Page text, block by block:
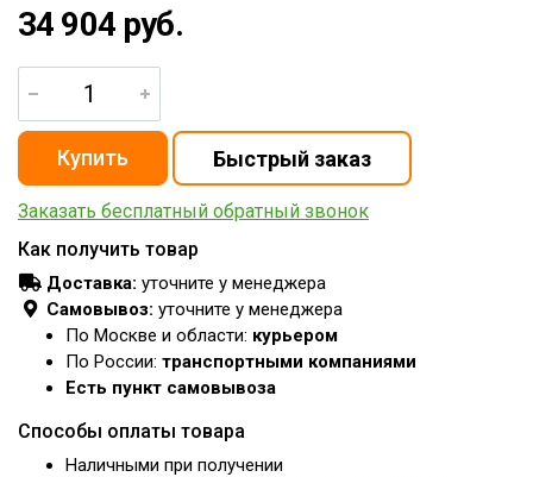
34 904 руб.
Заказать бесплатный обратный звонок
Как получить товар
Доставка: уточните у менеджера
Самовывоз: уточните у менеджера
По Москве и области: курьером
По России: транспортными компаниями
Есть пункт самовывоза
Способы оплаты товара
Наличными при получении